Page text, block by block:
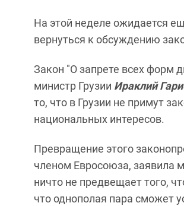
На этой неделе ожидается
вернуться к обсуждению
Закон "О запрете всех форм
министр Грузии Ираклий
то, что в Грузии не примут
национальных интересов.
Превращение этого
членом Евросоюза, заявила
ничто не предвещает того,
что однополая пара сможет